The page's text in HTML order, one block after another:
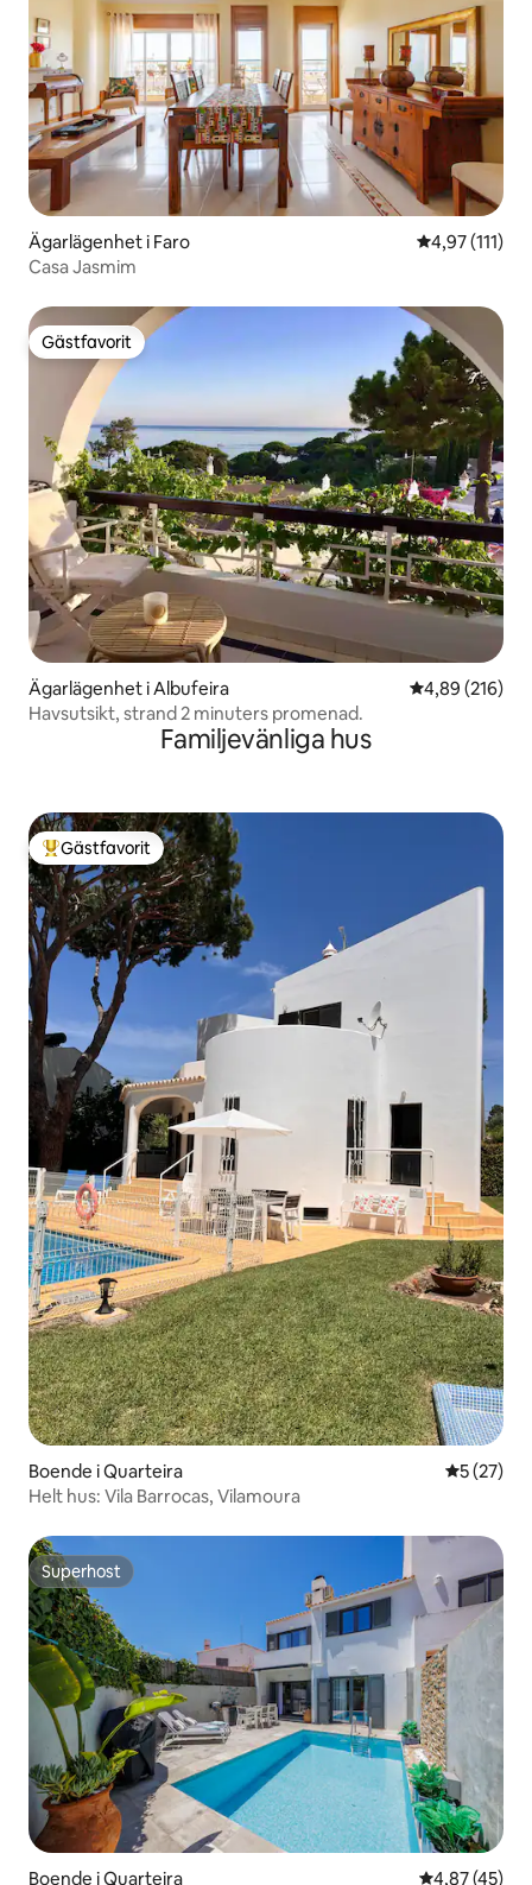
Ägarlägenhet i Faro 4,97 av 5 i
4,97 (111)
Casa Jasmim
Gästfavorit
Gästfavorit
Ägarlägenhet i Albufeira 4,89 av 5 i
4,89 (216)
Havsutsikt, strand 2 minuters promenad.
Familjevänliga hus
Populär gästfavorit
Gästfavorit
Boende i Quarteira 5 av 5 i
5 (27)
Helt hus: Vila Barrocas, Vilamoura
Superhost
Superhost
Boende i Quarteira 4,87 av 5 i
4,87 (45)